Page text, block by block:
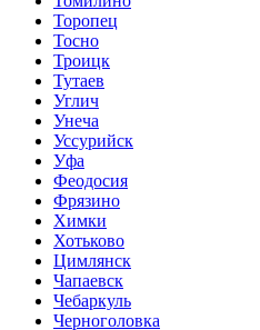
Торопец
Тосно
Троицк
Тутаев
Углич
Унеча
Уссурийск
Уфа
Феодосия
Фрязино
Химки
Хотьково
Цимлянск
Чапаевск
Чебаркуль
Черноголовка